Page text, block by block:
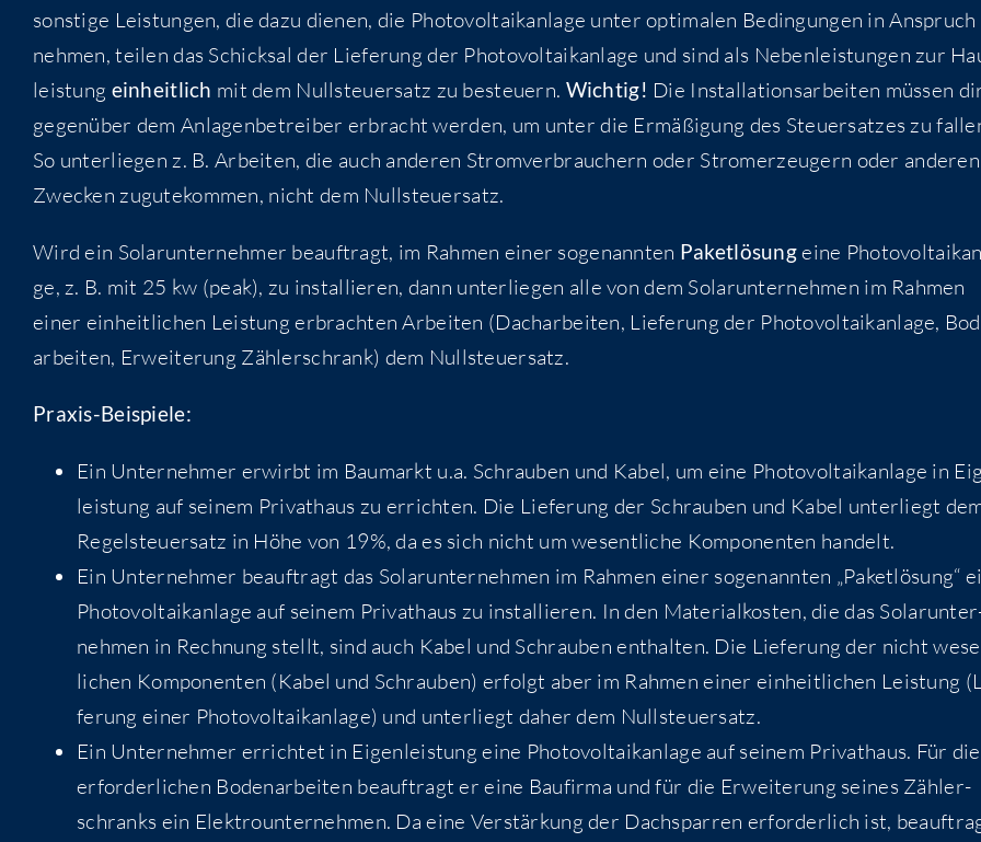
sons­ti­ge Leis­tun­gen, die dazu die­nen, die Pho­to­vol­ta­ik­an­la­ge unter opti­ma­len Bedin­gun­gen in Anspruch
neh­men, tei­len das Schick­sal der Lie­fe­rung der Pho­to­vol­ta­ik­an­la­ge und sind als Neben­leis­tun­gen zur
leis­tung ein­heit­lich mit dem Null­steu­er­satz zu besteu­ern. Wich­tig! Die Instal­la­ti­ons­ar­bei­ten müs­sen
gegen­über dem Anla­gen­be­trei­ber erbracht wer­den, um unter die Ermä­ßi­gung des Steu­er­sat­zes zu
So unter­lie­gen z. B. Arbei­ten, die auch ande­ren Strom­ver­brau­chern oder Strom­erzeu­gern oder ande­ren
Zwe­cken zugu­te­kom­men, nicht dem Nullsteuersatz.
Wird ein Solar­un­ter­neh­mer beauf­tragt, im Rah­men einer soge­nann­ten Paket­lö­sungeine
ge, z. B. mit 25 kw (peak), zu instal­lie­ren, dann unter­lie­gen alle von dem Solar­un­ter­neh­men im Rah­men
einer ein­heit­li­chen Leis­tung erbrach­ten Arbei­ten (Dach­ar­bei­ten, Lie­fe­rung der Pho­to­vol­ta­ik­an­la­ge,
ar­bei­ten, Erwei­te­rung Zäh­ler­schrank) dem Nullsteuersatz.
Pra­xis-Bei­spie­le:
Ein Unter­neh­mer erwirbt im Bau­markt u.a. Schrau­ben und Kabel, um eine Pho­to­vol­ta­ik­an­la­ge in
leis­tung auf sei­nem Pri­vat­haus zu errich­ten. Die Lie­fe­rung der Schrau­ben und Kabel unter­liegt
Regel­steu­er­satz in Höhe von 19%, da es sich nicht um wesent­li­che Kom­po­nen­ten handelt.
Ein Unter­neh­mer beauf­tragt das Solar­un­ter­neh­men im Rah­men einer soge­nann­ten „Paket­lö­sung“
Pho­to­vol­ta­ik­an­la­ge auf sei­nem Pri­vat­haus zu instal­lie­ren. In den Mate­ri­al­kos­ten, die das
neh­men in Rech­nung stellt, sind auch Kabel und Schrau­ben ent­hal­ten. Die Lie­fe­rung der nicht
li­chen Kom­po­nen­ten (Kabel und Schrau­ben) erfolgt aber im Rah­men einer ein­heit­li­chen Leis­tung
fe­rung einer Pho­to­vol­ta­ik­an­la­ge) und unter­liegt daher dem Nullsteuersatz.
Ein Unter­neh­mer errich­tet in Eigen­leis­tung eine Pho­to­vol­ta­ik­an­la­ge auf sei­nem Pri­vat­haus. Für die
erfor­der­li­chen Boden­ar­bei­ten beauf­tragt er eine Bau­fir­ma und für die Erwei­te­rung sei­nes Zäh­ler­
schranks ein Elek­tro­un­ter­neh­men. Da eine Ver­stär­kung der Dach­spar­ren erfor­der­lich ist,